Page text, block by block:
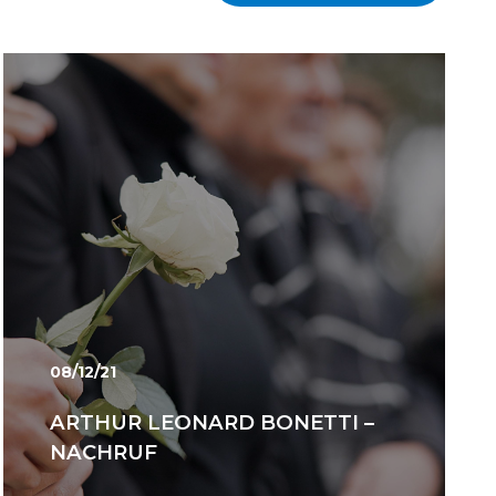
08/12/21
ARTHUR LEONARD BONETTI –
NACHRUF